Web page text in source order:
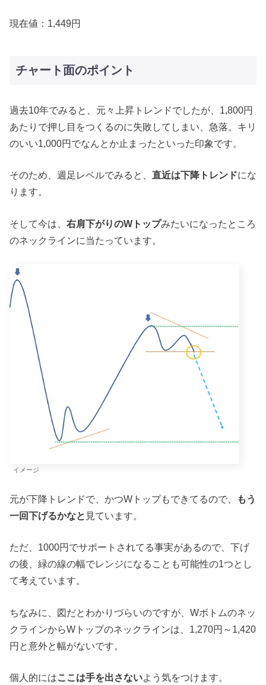
現在値：1,449円
チャート面のポイント
過去10年でみると、元々上昇トレンドでしたが、1,800円
あたりで押し目をつくるのに失敗してしまい、急落。キリ
のいい1,000円でなんとか止まったといった印象です。
そのため、週足レベルでみると、 直近は下降トレンドにな
ります。
そして今は、 右肩下がりのWトップみたいになったところ
のネックラインに当たっています。
イメージ
元が下降トレンドで、かつWトップもできてるので、
もう
一回下げるかなと 見ています。
ただ、1000円でサポートされてる事実があるので、下げ
の後、緑の線の幅でレンジになることも可能性の1つとし
て考えています。
ちなみに、図だとわかりづらいのですが、Wボトムのネッ
クラインからWトップのネックラインは、1,270円～1,420
円と意外と幅がないです。
個人的にはここは手を出さないよう気をつけます。